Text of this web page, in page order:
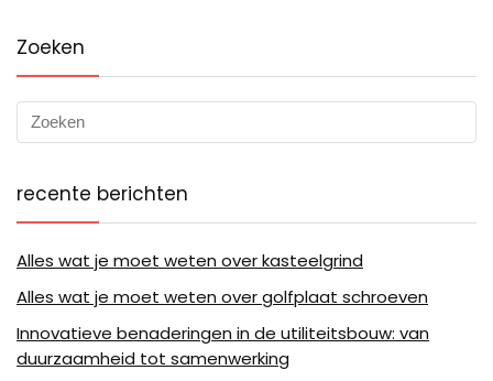
Zoeken
recente berichten
Alles wat je moet weten over kasteelgrind
Alles wat je moet weten over golfplaat schroeven
Innovatieve benaderingen in de utiliteitsbouw: van
duurzaamheid tot samenwerking